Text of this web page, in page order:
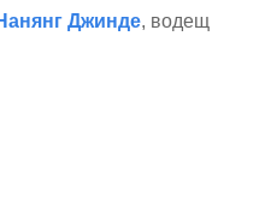
Джинде, водещ